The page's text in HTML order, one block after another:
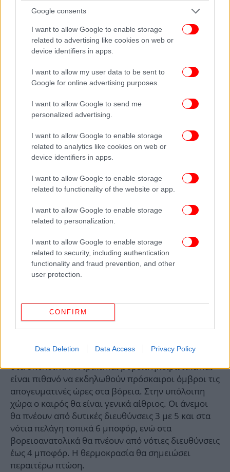
Google consents
I want to allow Google to enable storage
related to advertising like cookies on web or
device identifiers in apps.
I want to allow my user data to be sent to
Google for online advertising purposes.
I want to allow Google to send me
personalized advertising.
I want to allow Google to enable storage
related to analytics like cookies on web or
device identifiers in apps.
I want to allow Google to enable storage
related to functionality of the website or app.
I want to allow Google to enable storage
related to personalization.
I want to allow Google to enable storage
related to security, including authentication
functionality and fraud prevention, and other
user protection.
CONFIRM
Data Deletion Data Access Privacy Policy
βορειοδυτικοί 4 με 6 και στην υπόλοιπη χώρα
μεταβλητοί 3 με 4μποφόρ.Η θερμοκρασία θα
σημειώσει πτώση, ωστόσο στα νησιά του
ανατολικού Αιγαίου και τα Δωδεκάνησα θα
παραμείνει σε σχετικά υψηλά επίπεδα. Οι μέγιστες
τιμές θα φτάσουν τους στα δυτικά, τις Κυκλάδες και
τους 36 με 38 και τοπικά στα ανατολικά ηπειρωτικά
τους 39 με 40 βαθμούς Κελσίου.
ΠΡΟΓΝΩΣΗ ΓΙΑ ΤΗΝ ΤΡΙΤΗ (29/7)
Στο Ιόνιο και τα δυτικά ηπειρωτικά νεφώσεις από
τις πρωινές ώρες με τοπικές βροχές ή όμβρους.
Βαθμιαία τοπικές νεφώσεις θα αναπτυχθούν και
στα υπόλοιπα κεντρικά και βόρεια ηπειρωτικά και
είναι πιθανό να εκδηλωθούν πρόσκαιροι όμβροι τις
απογευματινές ώρες στα βόρεια. Στην υπόλοιπη
χώρα ο καιρός θα είναι γενικά αίθριος. Οι άνεμοι
θα πνέουν από δυτικές διευθύνσεις 3 με 5 και στα
νότια πελάγη τοπικά 6 μποφόρ, ενώ στα
βορειοανατολικά θα πνέουν από νότιες διευθύνσεις
έως 4 μποφόρ. Η θερμοκρασία θα σημειώσει
περαιτέρω πτώση.